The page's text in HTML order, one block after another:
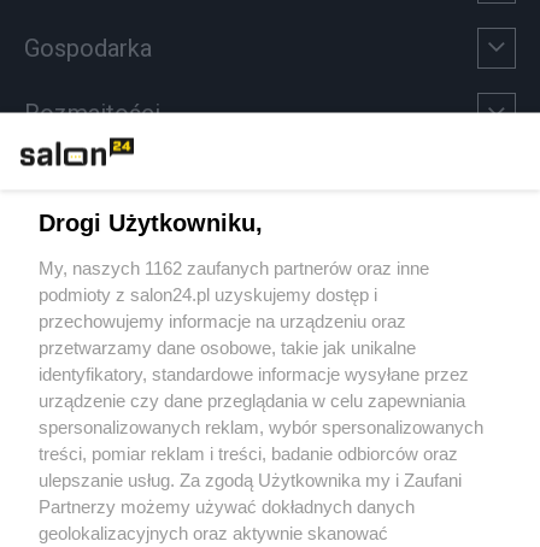
Gospodarka
Rozmaitości
Sport
Społeczeństwo
Kultura
X Facebook Instagram Youtube
Drogi Użytkowniku,
My, naszych 1162 zaufanych partnerów oraz inne
podmioty z salon24.pl uzyskujemy dostęp i
przechowujemy informacje na urządzeniu oraz
przetwarzamy dane osobowe, takie jak unikalne
identyfikatory, standardowe informacje wysyłane przez
urządzenie czy dane przeglądania w celu zapewniania
spersonalizowanych reklam, wybór spersonalizowanych
treści, pomiar reklam i treści, badanie odbiorców oraz
ulepszanie usług. Za zgodą Użytkownika my i Zaufani
Partnerzy możemy używać dokładnych danych
geolokalizacyjnych oraz aktywnie skanować